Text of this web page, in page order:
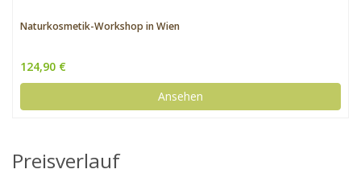
Naturkosmetik-Workshop in Wien
124,90 €
Ansehen
Preisverlauf